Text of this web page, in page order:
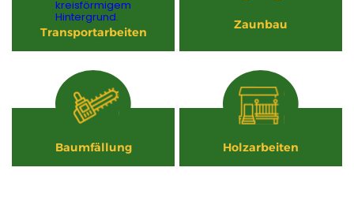
Transportarbeiten
Zaunbau
Baumfällung Holzarbeiten